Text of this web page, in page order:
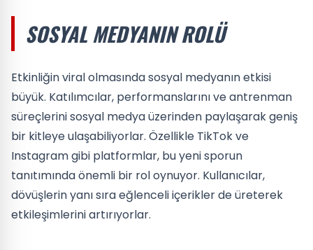
SOSYAL MEDYANIN ROLÜ
Etkinliğin viral olmasında sosyal medyanın etkisi
büyük. Katılımcılar, performanslarını ve antrenman
süreçlerini sosyal medya üzerinden paylaşarak geniş
bir kitleye ulaşabiliyorlar. Özellikle TikTok ve
Instagram gibi platformlar, bu yeni sporun
tanıtımında önemli bir rol oynuyor. Kullanıcılar,
dövüşlerin yanı sıra eğlenceli içerikler de üreterek
etkileşimlerini artırıyorlar.